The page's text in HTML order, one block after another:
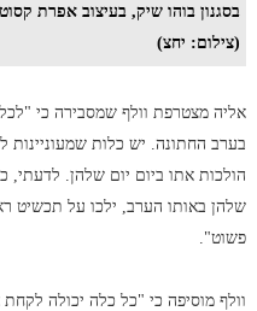
(צילום: יחצ)
אליה מצטרפת וולף שמסבירה כי
בערב החתונה. יש כלות
הולכות אתו ביום יום שלהן.
שלהן באותו הערב, ילכו על תכשיט
פשוט".
וולף מוסיפה כי "כל כלה יכולה